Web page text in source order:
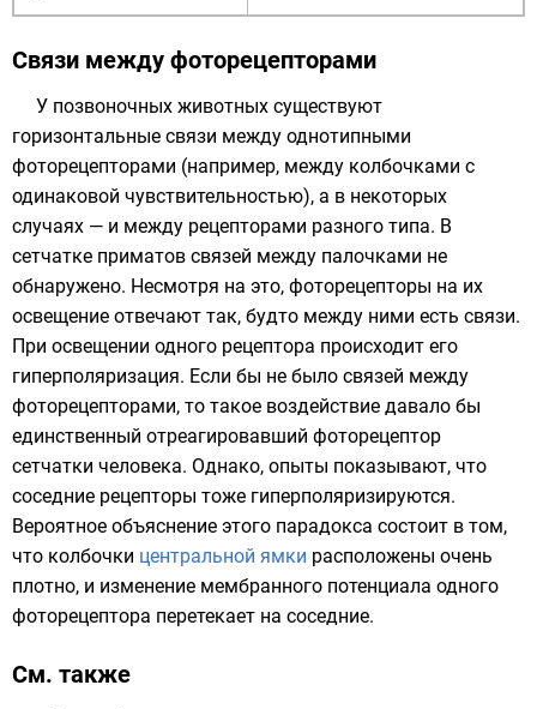
Связи между фоторецепторами
У позвоночных животных существуют
горизонтальные связи между однотипными
фоторецепторами (например, между колбочками с
одинаковой чувствительностью), а в некоторых
случаях — и между рецепторами разного типа. В
сетчатке приматов связей между палочками не
обнаружено. Несмотря на это, фоторецепторы на их
освещение отвечают так, будто между ними есть связи.
При освещении одного рецептора происходит его
гиперполяризация. Если бы не было связей между
фоторецепторами, то такое воздействие давало бы
единственный отреагировавший фоторецептор
сетчатки человека. Однако, опыты показывают, что
соседние рецепторы тоже гиперполяризируются.
Вероятное объяснение этого парадокса состоит в том,
что колбочки центральной ямки расположены очень
плотно, и изменение мембранного потенциала одного
фоторецептора перетекает на соседние.
См. также